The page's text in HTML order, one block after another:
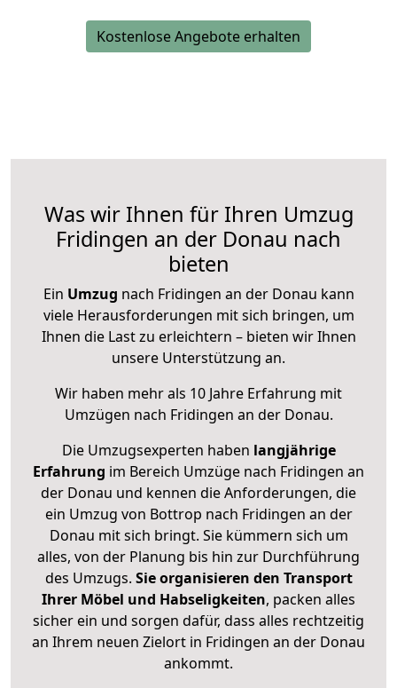
Kostenlose Angebote erhalten
Was wir Ihnen für Ihren Umzug
Fridingen an der Donau nach
bieten
Ein Umzug nach Fridingen an der Donau kann
viele Herausforderungen mit sich bringen, um
Ihnen die Last zu erleichtern – bieten wir Ihnen
unsere Unterstützung an.
Wir haben mehr als 10 Jahre Erfahrung mit
Umzügen nach Fridingen an der Donau.
Die Umzugsexperten haben langjährige
Erfahrung im Bereich Umzüge nach Fridingen an
der Donau und kennen die Anforderungen, die
ein Umzug von Bottrop nach Fridingen an der
Donau mit sich bringt. Sie kümmern sich um
alles, von der Planung bis hin zur Durchführung
des Umzugs. Sie organisieren den Transport
Ihrer Möbel und Habseligkeiten, packen alles
sicher ein und sorgen dafür, dass alles rechtzeitig
an Ihrem neuen Zielort in Fridingen an der Donau
ankommt.